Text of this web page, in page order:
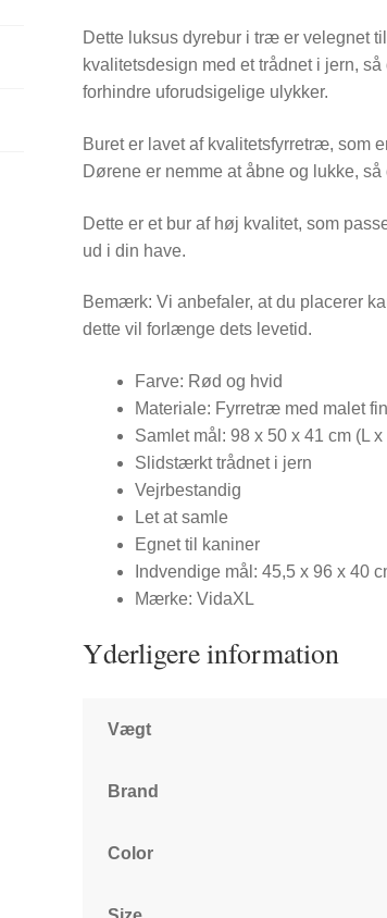
Dette luksus dyrebur i træ er velegnet
kvalitetsdesign med et trådnet i jern,
forhindre uforudsigelige ulykker.
Buret er lavet af kvalitetsfyrretræ, som
Dørene er nemme at åbne og lukke,
Dette er et bur af høj kvalitet, som
ud i din have.
Bemærk: Vi anbefaler, at du placerer
dette vil forlænge dets levetid.
Farve: Rød og hvid
Materiale: Fyrretræ med malet
Samlet mål: 98 x 50 x 41 cm (L x
Slidstærkt trådnet i jern
Vejrbestandig
Let at samle
Egnet til kaniner
Indvendige mål: 45,5 x 96 x 40
Mærke: VidaXL
Yderligere information
Vægt
Brand
Color